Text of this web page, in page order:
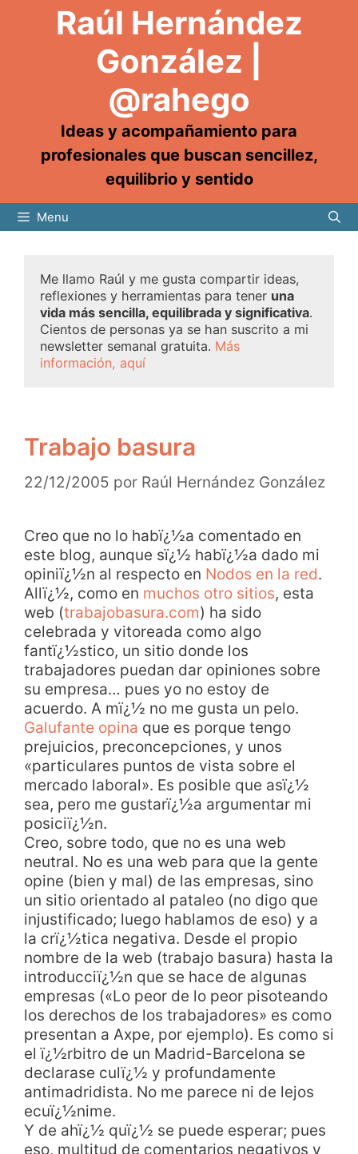
Raúl Hernández
González |
@rahego
Ideas y acompañamiento para
profesionales que buscan sencillez,
equilibrio y sentido
Menu
Me llamo Raúl y me gusta compartir ideas,
reflexiones y herramientas para tener una
vida más sencilla, equilibrada y significativa.
Cientos de personas ya se han suscrito a mi
newsletter semanal gratuita. Más
información, aquí
Trabajo basura
22/12/2005 por Raúl Hernández González
Creo que no lo habï¿½a comentado en
este blog, aunque sï¿½ habï¿½a dado mi
opiniï¿½n al respecto en Nodos en la red.
Allï¿½, como en muchos otro sitios, esta
web (trabajobasura.com) ha sido
celebrada y vitoreada como algo
fantï¿½stico, un sitio donde los
trabajadores puedan dar opiniones sobre
su empresa… pues yo no estoy de
acuerdo. A mï¿½ no me gusta un pelo.
Galufante opina que es porque tengo
prejuicios, preconcepciones, y unos
«particulares puntos de vista sobre el
mercado laboral». Es posible que asï¿½
sea, pero me gustarï¿½a argumentar mi
posiciï¿½n.
Creo, sobre todo, que no es una web
neutral. No es una web para que la gente
opine (bien y mal) de las empresas, sino
un sitio orientado al pataleo (no digo que
injustificado; luego hablamos de eso) y a
la crï¿½tica negativa. Desde el propio
nombre de la web (trabajo basura) hasta la
introducciï¿½n que se hace de algunas
empresas («Lo peor de lo peor pisoteando
los derechos de los trabajadores» es como
presentan a Axpe, por ejemplo). Es como si
el ï¿½rbitro de un Madrid-Barcelona se
declarase culï¿½ y profundamente
antimadridista. No me parece ni de lejos
ecuï¿½nime.
Y de ahï¿½ quï¿½ se puede esperar; pues
eso, multitud de comentarios negativos y